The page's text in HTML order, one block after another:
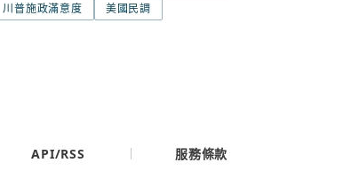
川普施政滿意度 美國民調
API/RSS 服務條款